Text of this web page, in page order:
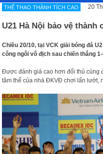
THẾ THAO THÀNH TÍCH CAO 20
U21 Hà Nội bảo vệ
Chiều 20/10, tại VCK giải bóng đá
công ngôi vô địch sau chiến thắng
Được đánh giá cao hơn đối thủ cùng
tâm thế của nhà ĐKVĐ chơi lấn lướt,